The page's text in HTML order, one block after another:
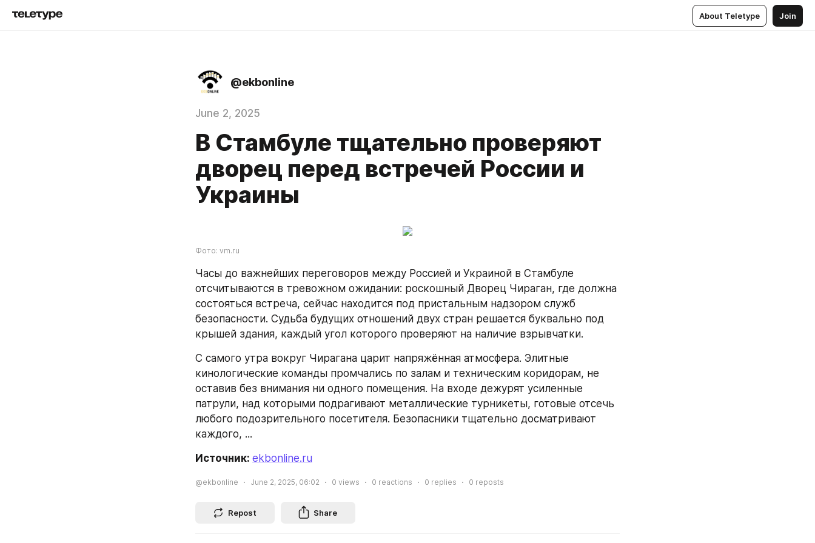
About Teletype Join
@ekbonline
June 2, 2025
В Стамбуле тщательно проверяют
дворец перед встречей России и
Украины
Фото: vm.ru
Часы до важнейших переговоров между Россией и Украиной в Стамбуле
отсчитываются в тревожном ожидании: роскошный Дворец Чираган, где должна
состояться встреча, сейчас находится под пристальным надзором служб
безопасности. Судьба будущих отношений двух стран решается буквально под
крышей здания, каждый угол которого проверяют на наличие взрывчатки.
С самого утра вокруг Чирагана царит напряжённая атмосфера. Элитные
кинологические команды промчались по залам и техническим коридорам, не
оставив без внимания ни одного помещения. На входе дежурят усиленные
патрули, над которыми подрагивают металлические турникеты, готовые отсечь
любого подозрительного посетителя. Безопасники тщательно досматривают
каждого, ...
Источник: ekbonline.ru
@ekbonline June 2, 2025, 06:02 0 views 0 reactions 0 replies 0 reposts
Repost Share